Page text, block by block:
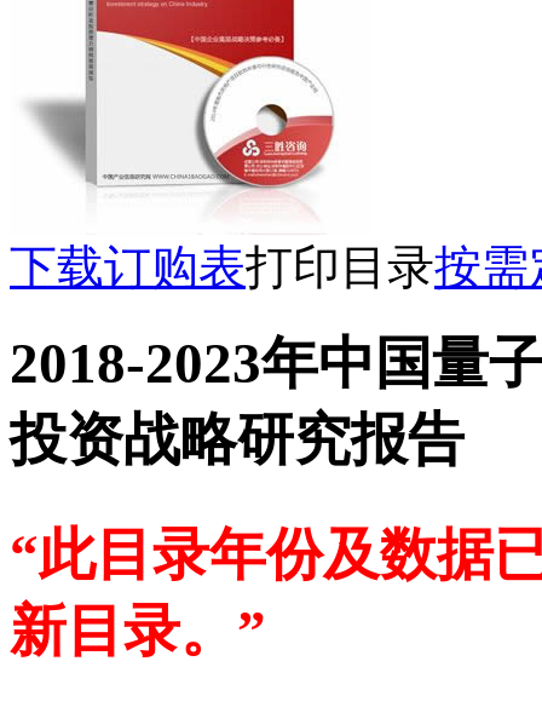
下载订购表打印目录按需
2018-2023年中国量
投资战略研究报告
“此目录年份及数据
新目录。”